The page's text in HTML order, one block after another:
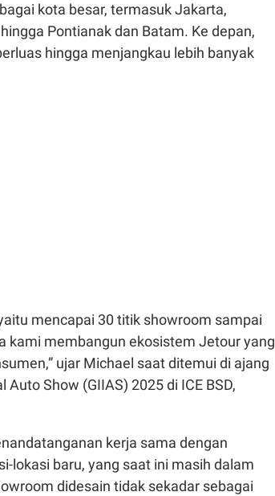
kota besar, termasuk Jakarta,
Pontianak dan Batam. Ke depan,
hingga menjangkau lebih banyak
mencapai 30 titik showroom sampai
kami membangun ekosistem Jetour yang
ujar Michael saat ditemui di ajang
Show (GIIAS) 2025 di ICE BSD,
kerja sama dengan
lokasi baru, yang saat ini masih dalam
didesain tidak sekadar sebagai